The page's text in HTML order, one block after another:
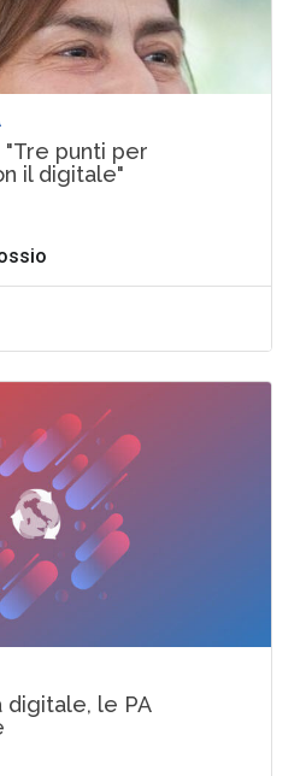
"Tre punti per
il digitale"
le PA